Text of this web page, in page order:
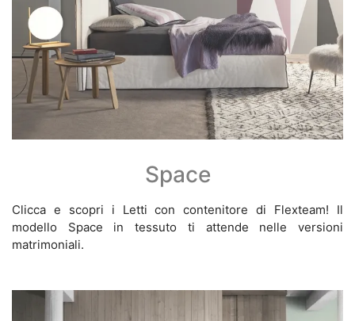
Space
Clicca e scopri i Letti con contenitore di Flexteam! Il
modello Space in tessuto ti attende nelle versioni
matrimoniali.